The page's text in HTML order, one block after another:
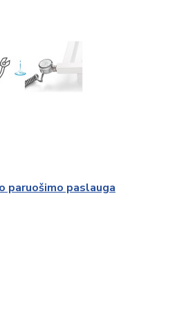
paruošimo paslauga